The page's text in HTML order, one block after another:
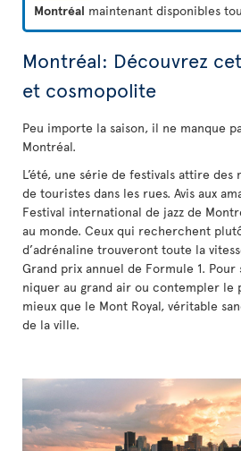
Montréal maintenant disponibles
Montréal: Découvrez
et cosmopolite
Peu importe la saison, il ne manque
Montréal.
L’été, une série de festivals attire
de touristes dans les rues. Avis aux
Festival international de jazz de
au monde. Ceux qui recherchent
d’adrénaline trouveront toute la
Grand prix annuel de Formule 1.
niquer au grand air ou contempler le
mieux que le Mont Royal, véritable
de la ville.